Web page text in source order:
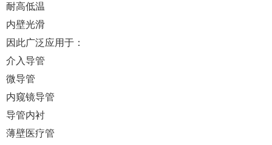
耐高低温
内壁光滑
因此广泛应用于：
介入导管
微导管
内窥镜导管
导管内衬
薄壁医疗管